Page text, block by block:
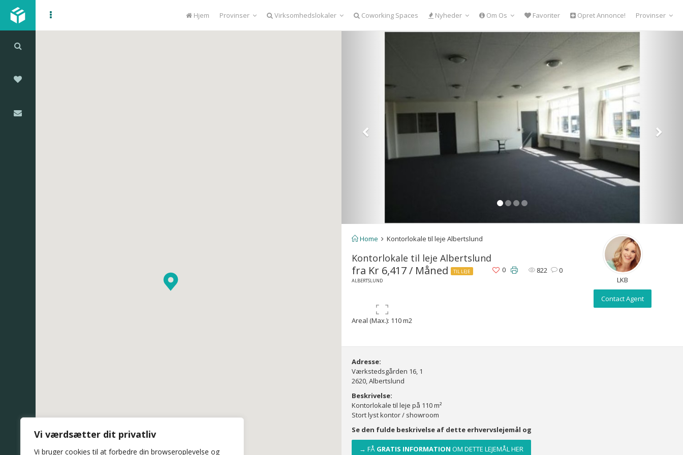
Vi værdsætter dit privatliv
Vi bruger cookies til at forbedre din browseroplevelse og
Hjem Provinser Virksomhedslokaler Coworking Spaces Nyheder Om Os Favoriter Opret Annonce! Provinser
Home Kontorlokale til leje Albertslund
Kontorlokale til leje Albertslund
fra Kr 6,417 / Måned
TIL LEJE
ALBERTSLUND
822 0
0
Areal (Max.): 110 m2
LKB
Contact Agent
Adresse:
Værkstedsgården 16, 1
2620, Albertslund
Beskrivelse:
Kontorlokale til leje på 110 m²
Stort lyst kontor / showroom
Se den fulde beskrivelse af dette erhvervslejemål og
→ FÅ GRATIS INFORMATION OM DETTE LEJEMÅL HER